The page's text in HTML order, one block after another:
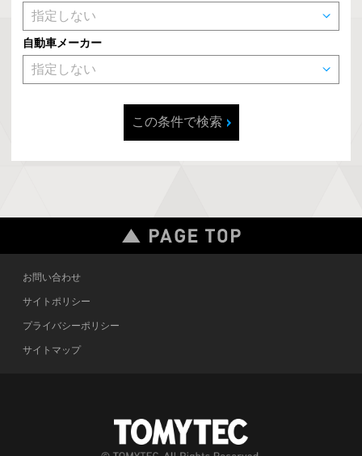
自動車メーカー
この条件で検索
お問い合わせ
サイトポリシー
プライバシーポリシー
サイトマップ